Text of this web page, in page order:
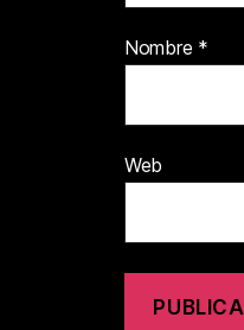
Nombre *
Web